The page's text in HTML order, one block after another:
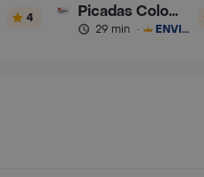
4 Picadas Colombianas Premium
29 min · ENVÍO GRATIS